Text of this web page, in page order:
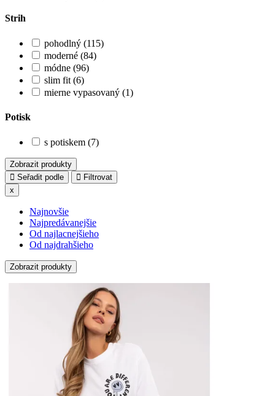
Strih
pohodlný (115)
moderné (84)
módne (96)
slim fit (6)
mierne vypasovaný (1)
Potisk
s potiskem (7)
Zobrazit produkty
Seřadit podle
Filtrovat
x
Najnovšie
Najpredávanejšie
Od najlacnejšieho
Od najdrahšieho
Zobrazit produkty